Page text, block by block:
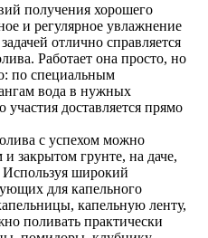
получения хорошего
и регулярное увлажнение
отлично справляется
Работает она просто, но
по специальным
вода в нужных
участия доставляется прямо
с успехом можно
закрытом грунте, на даче,
Используя широкий
для капельного
капельную ленту,
поливать практически